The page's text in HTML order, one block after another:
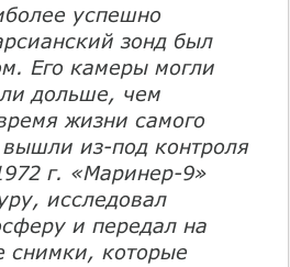
успешно
зонд был
Его камеры могли
дольше, чем
жизни самого
из-под контроля
г. «Маринер-9»
исследовал
и передал на
снимки, которые